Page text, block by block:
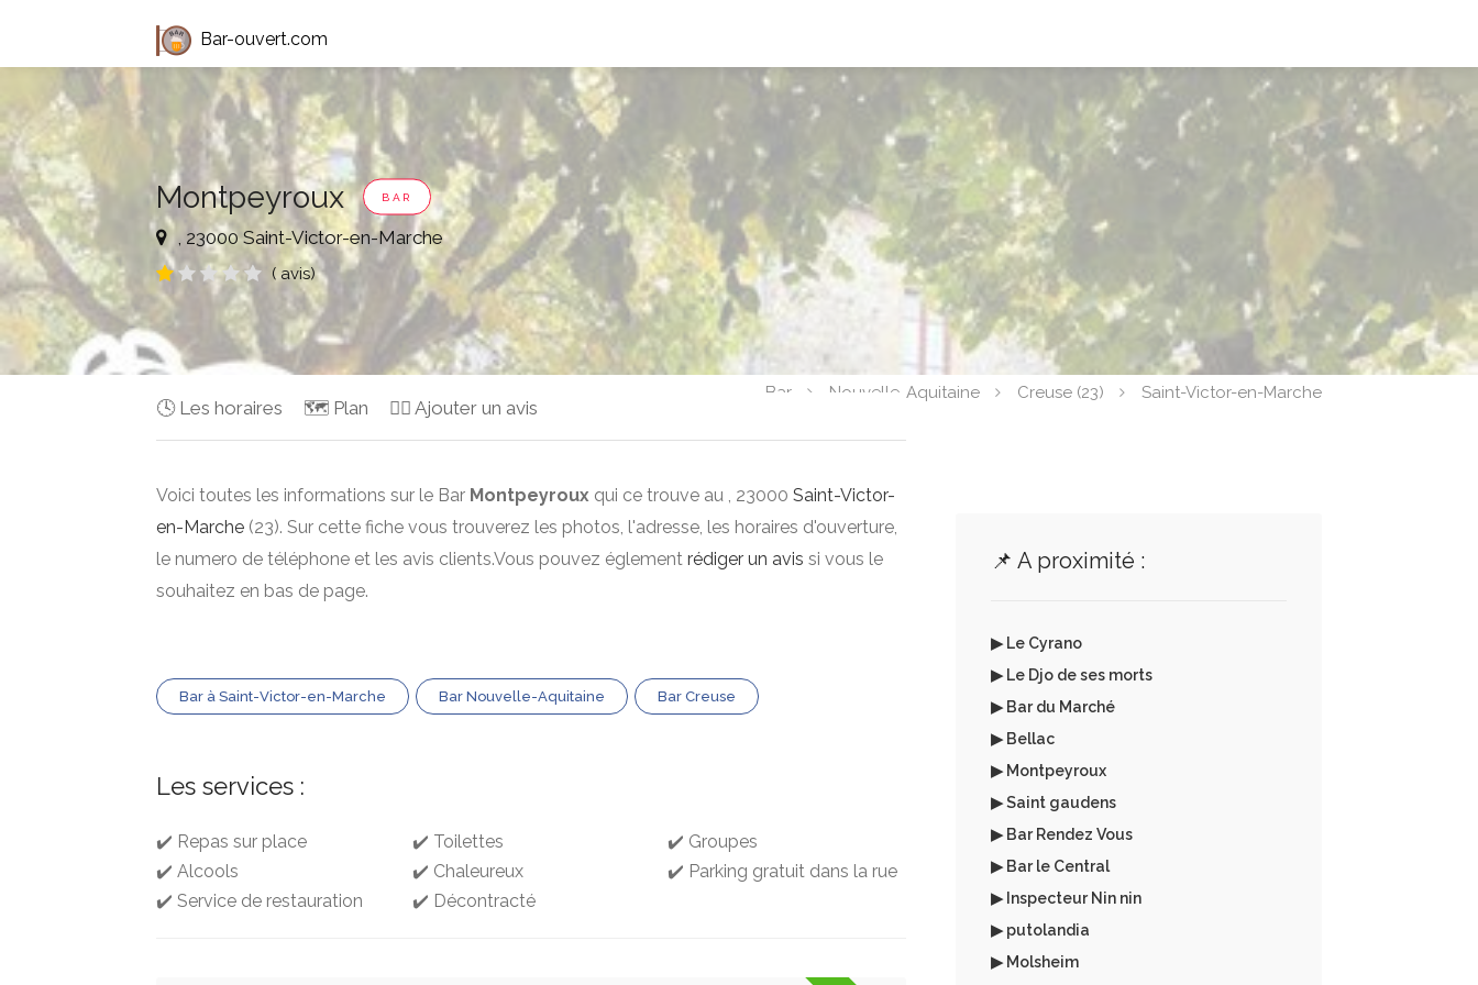
Bar-ouvert.com
Montpeyroux BAR
, 23000 Saint-Victor-en-Marche
( avis)
Bar Nouvelle-Aquitaine Creuse (23) Saint-Victor-en-Marche
🕓 Les horaires 🗺️ Plan ✍🏻 Ajouter un avis
Voici toutes les informations sur le Bar Montpeyroux qui ce trouve au , 23000 Saint-Victor-
en-Marche (23). Sur cette fiche vous trouverez les photos, l'adresse, les horaires d'ouverture,
le numero de téléphone et les avis clients.Vous pouvez églement rédiger un avis si vous le
souhaitez en bas de page.
Bar à Saint-Victor-en-Marche Bar Nouvelle-Aquitaine Bar Creuse
Les services :
✔️ Repas sur place
✔️ Alcools
✔️ Service de restauration
✔️ Toilettes
✔️ Chaleureux
✔️ Décontracté
✔️ Groupes
✔️ Parking gratuit dans la rue
📌 A proximité :
▶ Le Cyrano
▶ Le Djo de ses morts
▶ Bar du Marché
▶ Bellac
▶ Montpeyroux
▶ Saint gaudens
▶ Bar Rendez Vous
▶ Bar le Central
▶ Inspecteur Nin nin
▶ putolandia
▶ Molsheim